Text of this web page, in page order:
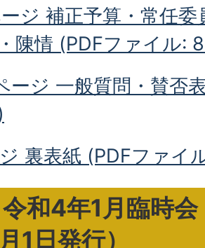
ジ 補正予算・常任委
陳情 (PDFファイル:
ージ 一般質問・賛否
裏表紙 (PDFファイ
和4年1月臨時
1日発行）